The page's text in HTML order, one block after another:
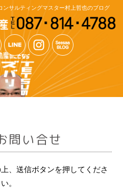
ンサルティングマスター村上哲也のブログ
問い合せ
、送信ボタンを押してくださ
い。